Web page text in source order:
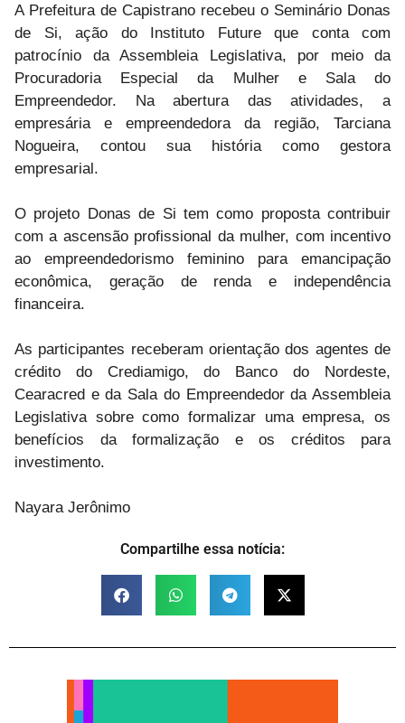
A Prefeitura de Capistrano recebeu o Seminário Donas
de Si, ação do Instituto Future que conta com
patrocínio da Assembleia Legislativa, por meio da
Procuradoria Especial da Mulher e Sala do
Empreendedor. Na abertura das atividades, a
empresária e empreendedora da região, Tarciana
Nogueira, contou sua história como gestora
empresarial.
O projeto Donas de Si tem como proposta contribuir
com a ascensão profissional da mulher, com incentivo
ao empreendedorismo feminino para emancipação
econômica, geração de renda e independência
financeira.
As participantes receberam orientação dos agentes de
crédito do Crediamigo, do Banco do Nordeste,
Cearacred e da Sala do Empreendedor da Assembleia
Legislativa sobre como formalizar uma empresa, os
benefícios da formalização e os créditos para
investimento.
Nayara Jerônimo
Compartilhe essa notícia: